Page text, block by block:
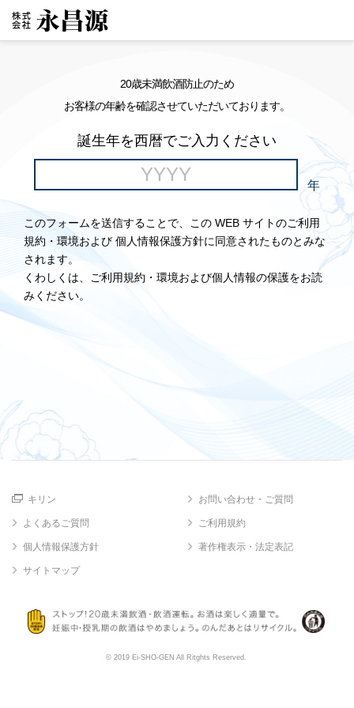
20歳未満飲酒防止のため
お客様の年齢を確認させていただいております。
誕生年を西暦でご入力ください
年
このフォームを送信することで、この WEB サイトのご利用
規約・環境および 個人情報保護方針に同意されたものとみな
されます。
くわしくは、ご利用規約・環境および個人情報の保護をお読
みください。
キリン お問い合わせ・ご質問
よくあるご質問 ご利用規約
個人情報保護方針 著作権表示・法定表記
サイトマップ
© 2019 Ei-SHO-GEN All Ritghts Reserved.